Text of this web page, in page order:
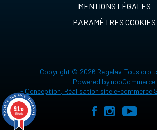
MENTIONS LÉGALES
PARAMÈTRES COOKIES
Copyright © 2026 Regelav. Tous
Powered by nopCommerce
- Conception, Réalisation site e-commerce
9.1/10
149 avis